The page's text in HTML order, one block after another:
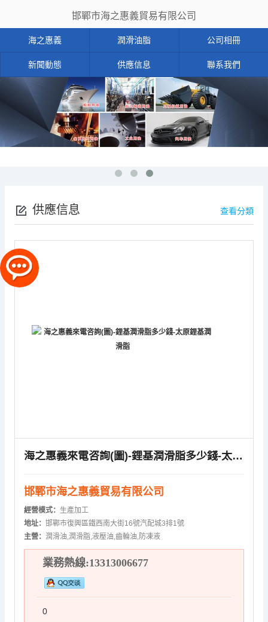
邯鄲市海之惠義貿易有限公司
海之惠義 潤滑油脂 公司相冊
新聞動態 供應信息 聯系我們
供應信息 查看分類
海之惠義來電咨詢(圖)-鋰基潤滑脂多少錢-太原鋰基潤滑脂
邯鄲市海之惠義貿易有限公司
經營模式： 生產加工
地址： 邯鄲市復興區鐵西南大街16號汽配城3排1號
主營： 潤滑油,潤滑脂,液壓油,齒輪油,防凍液
業務熱線:13313006677
0